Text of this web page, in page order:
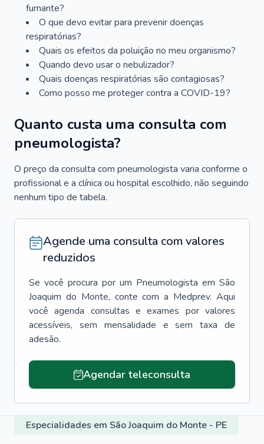
fumante?
O que devo evitar para prevenir doenças
respiratórias?
Quais os efeitos da poluição no meu organismo?
Quando devo usar o nebulizador?
Quais doenças respiratórias são contagiosas?
Como posso me proteger contra a COVID-19?
Quanto custa uma consulta com
pneumologista?
O preço da consulta com pneumologista varia conforme o
profissional e a clínica ou hospital escolhido, não seguindo
nenhum tipo de tabela.
Agende uma consulta com valores
reduzidos
Se você procura por um Pneumologista em São
Joaquim do Monte, conte com a Medprev. Aqui
você agenda consultas e exames por valores
acessíveis, sem mensalidade e sem taxa de
adesão.
Agendar teleconsulta
Especialidades em São Joaquim do Monte - PE